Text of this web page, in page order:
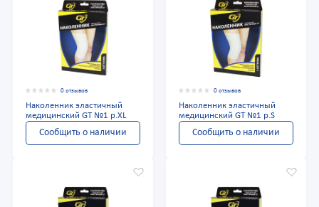
0 отзывов
Наколенник эластичный
медицинский GT №1 р.XL
Сообщить о наличии
0 отзывов
Наколенник эластичный
медицинский GT №1 р.S
Сообщить о наличии